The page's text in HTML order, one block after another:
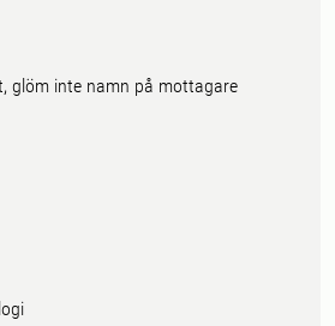
glöm inte namn på mottagare